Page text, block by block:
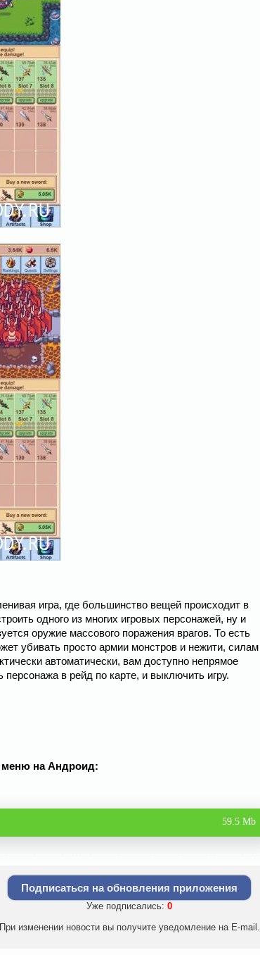
игра, где большинство вещей происходит в
одного из многих игровых персонажей, ну и
оружие массового поражения врагов. То есть
убивать просто армии монстров и нежити, силам
автоматически, вам доступно непрямое
в рейд по карте, и выключить игру.
меню на Андроид:
59.5 Mb
Подписаться на обновления приложения
Уже подписались: 0
При изменении новости вы получите уведомление на E-mail.